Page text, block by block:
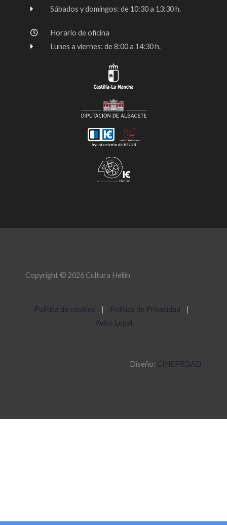
Sábados y domingos: de 10:30 a 13:30 h.
Horario de oficina
Lunes a viernes: de 8:00 a 14:30 h.
Copyright © 2026 Cultura Hellín
Política de cookies | Política de Privacidad
|
Aviso Legal
Diseño: CINEPROAD